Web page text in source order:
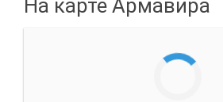
На карте Армавира